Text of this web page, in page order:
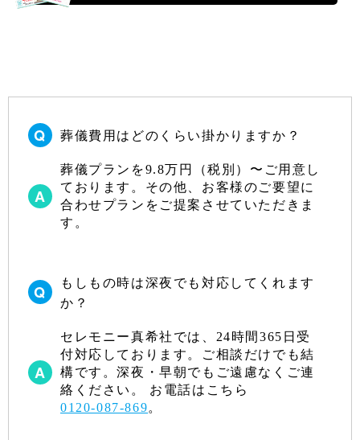
葬儀費用はどのくらい掛かりますか？
葬儀プランを9.8万円（税別）〜ご用意し
ております。その他、お客様のご要望に
合わせプランをご提案させていただきま
す。
もしもの時は深夜でも対応してくれます
か？
セレモニー真希社では、24時間365日受
付対応しております。ご相談だけでも結
構です。深夜・早朝でもご遠慮なくご連
絡ください。 お電話はこちら
0120-087-869。